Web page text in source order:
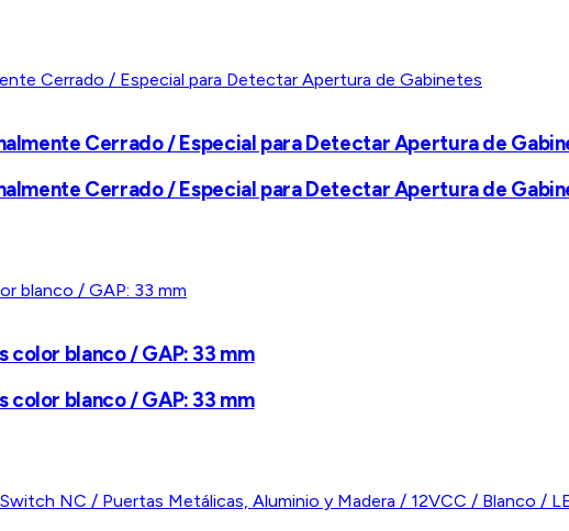
Cerrado / Especial para Detectar Apertura de
Cerrado / Especial para Detectar Apertura de
blanco / GAP: 33 mm
blanco / GAP: 33 mm